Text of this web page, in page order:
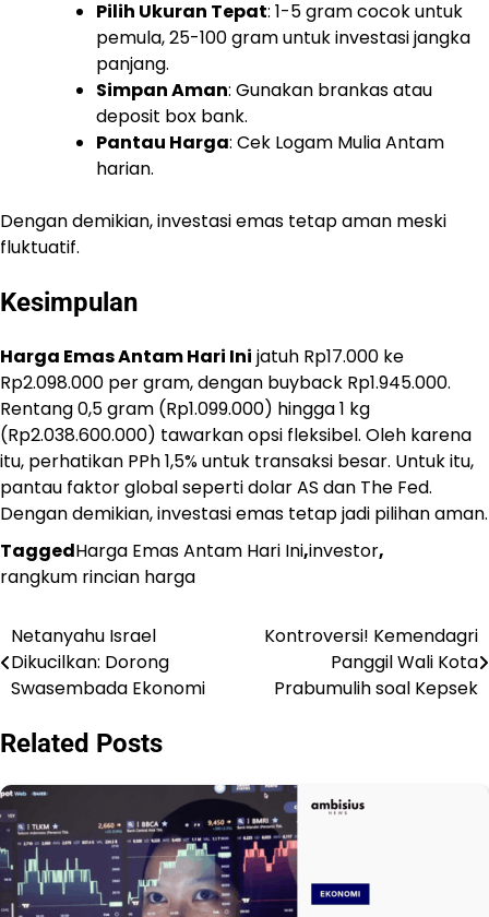
Pilih Ukuran Tepat: 1-5 gram cocok untuk
pemula, 25-100 gram untuk investasi jangka
panjang.
Simpan Aman: Gunakan brankas atau
deposit box bank.
Pantau Harga: Cek Logam Mulia Antam
harian.
Dengan demikian, investasi emas tetap aman meski
fluktuatif.
Kesimpulan
Harga Emas Antam Hari Ini jatuh Rp17.000 ke
Rp2.098.000 per gram, dengan buyback Rp1.945.000.
Rentang 0,5 gram (Rp1.099.000) hingga 1 kg
(Rp2.038.600.000) tawarkan opsi fleksibel. Oleh karena
itu, perhatikan PPh 1,5% untuk transaksi besar. Untuk itu,
pantau faktor global seperti dolar AS dan The Fed.
Dengan demikian, investasi emas tetap jadi pilihan aman.
TaggedHarga Emas Antam Hari Ini,investor,
rangkum rincian harga
Navigasi
pos
Netanyahu Israel
Dikucilkan: Dorong
Swasembada Ekonomi
Kontroversi! Kemendagri
Panggil Wali Kota
Prabumulih soal Kepsek
Related Posts